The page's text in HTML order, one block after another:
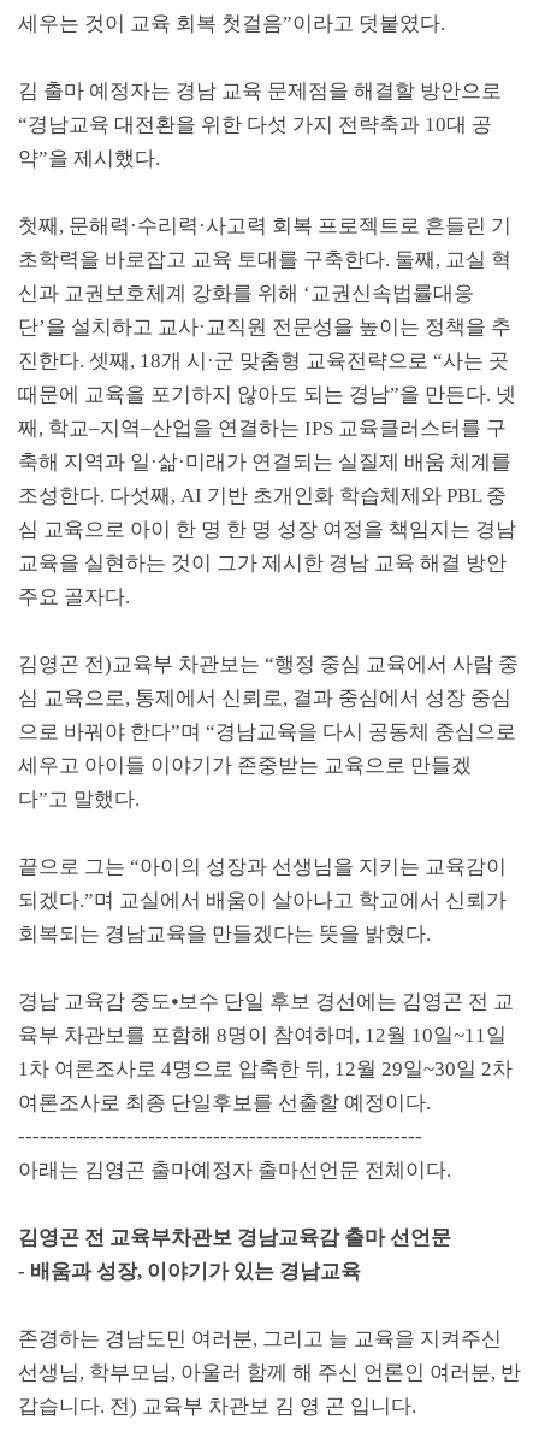
세우는 것이 교육 회복 첫걸음”이라고 덧붙였다.
김 출마 예정자는 경남 교육 문제점을 해결할 방안으로
“경남교육 대전환을 위한 다섯 가지 전략축과 10대 공
약”을 제시했다.
첫째 , 문해력 ·수리력 ·사고력 회복 프로젝트로 흔들린 기
초학력을 바로잡고 교육 토대를 구축한다. 둘째 , 교실 혁
신과 교권보호체계 강화를 위해 ‘교권신속법률대응
단’을 설치하고 교사·교직원 전문성을 높이는 정책을 추
진한다. 셋째 , 18개 시 ·군 맞춤형 교육전략으로 “사는 곳
때문에 교육을 포기하지 않아도 되는 경남”을 만든다. 넷
째 , 학교–지역–산업을 연결하는 IPS 교육클러스터를 구
축해 지역과 일 ·삶·미래가 연결되는 실질제 배움 체계를
조성한다. 다섯째 , AI 기반 초개인화 학습체제와 PBL 중
심 교육으로 아이 한 명 한 명 성장 여정을 책임지는 경남
교육을 실현하는 것이 그가 제시한 경남 교육 해결 방안
주요 골자다.
김영곤 전)교육부 차관보는 “행정 중심 교육에서 사람 중
심 교육으로, 통제에서 신뢰로, 결과 중심에서 성장 중심
으로 바꿔야 한다”며 “경남교육을 다시 공동체 중심으로
세우고 아이들 이야기가 존중받는 교육으로 만들겠
다”고 말했다.
끝으로 그는 “아이의 성장과 선생님을 지키는 교육감이
되겠다.”며 교실에서 배움이 살아나고 학교에서 신뢰가
회복되는 경남교육을 만들겠다는 뜻을 밝혔다.
경남 교육감 중도⦁보수 단일 후보 경선에는 김영곤 전 교
육부 차관보를 포함해 8명이 참여하며 , 12월 10일~11일
1차 여론조사로 4명으로 압축한 뒤 , 12월 29일~30일 2차
여론조사로 최종 단일후보를 선출할 예정이다.
--------------------------------------------------------
아래는 김영곤 출마예정자 출마선언문 전체이다.
김영곤 전 교육부차관보 경남교육감 출마 선언문
- 배움과 성장, 이야기가 있는 경남교육
존경하는 경남도민 여러분, 그리고 늘 교육을 지켜주신
선생님, 학부모님, 아울러 함께 해 주신 언론인 여러분, 반
갑습니다. 전) 교육부 차관보 김 영 곤 입니다.